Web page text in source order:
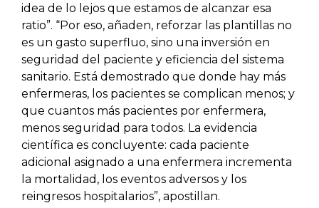
idea de lo lejos que estamos de alcanzar esa
ratio”. “Por eso, añaden, reforzar las plantillas no
es un gasto superfluo, sino una inversión en
seguridad del paciente y eficiencia del sistema
sanitario. Está demostrado que donde hay más
enfermeras, los pacientes se complican menos; y
que cuantos más pacientes por enfermera,
menos seguridad para todos. La evidencia
científica es concluyente: cada paciente
adicional asignado a una enfermera incrementa
la mortalidad, los eventos adversos y los
reingresos hospitalarios”, apostillan.